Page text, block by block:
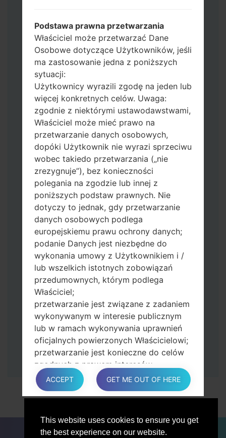
This website uses cookies to ensure you get
the best experience on our website.
zachować wszystkie swoje dane i aplikacje.
Teraz wyłącz swój telefon i przejdź do
trybu pobierania. Jak wykonać wszystkie
metody:
Naciśnij i przytrzymaj klawisz zasilania,
przycisk zwiększania głośności i klawisz
Bixby.
Naciśnij i przytrzymaj klawisze
zwiększania i zmniejszania głośności,
następnie podłącz kabel USB.
Naciśnij i przytrzymaj klawisz zasilania,
przycisk zmniejszania głośności i klawisz
strony domowej.
Podłącz kabel USB, a następnie naciśnij i
przytrzymaj przycisk Bixby i klawisz
zmniejszania głośności.
Naciśnij i przytrzymaj klawisz zasilania i
przycisk zwiększania głośności.
Następnie podłącz urządzenie do
komputera, Odin powinien wykryć
telefon, a na ekranie pojawi się numer
portu COM.
Podaj tylko czas przywracania ustawień
fabrycznych i automatycznego
ponownego uruchamiania.
Na koniec naciśnij klawisz Start. Twój
telefon uruchomi się ponownie i odłączy
się od komputera.
PORÓWNAJ
Podstawa prawna przetwarzania
Właściciel może przetwarzać Dane
Osobowe dotyczące Użytkowników, jeśli
ma zastosowanie jedna z poniższych
sytuacji:
Użytkownicy wyrazili zgodę na jeden lub
więcej konkretnych celów. Uwaga:
zgodnie z niektórymi ustawodawstwami,
Właściciel może mieć prawo na
przetwarzanie danych osobowych,
dopóki Użytkownik nie wyrazi sprzeciwu
wobec takiedo przetwarzania („nie
zrezygnuje”), bez konieczności
polegania na zgodzie lub innej z
poniższych podstaw prawnych. Nie
dotyczy to jednak, gdy przetwarzanie
danych osobowych podlega
europejskiemu prawu ochrony danych;
podanie Danych jest niezbędne do
wykonania umowy z Użytkownikiem i /
lub wszelkich istotnych zobowiązań
przedumownych, którym podlega
Właściciel;
przetwarzanie jest związane z zadaniem
wykonywanym w interesie publicznym
lub w ramach wykonywania uprawnień
oficjalnych powierzonych Właścicielowi;
przetwarzanie jest konieczne do celów
zgodnych z prawem interesów
prowadzonej przez właściciela lub
osobę trzecią.
W każdym przypadku Właściciel z
konkretną podstawę prawną, która ma
ACCEPT GET ME OUT OF HERE